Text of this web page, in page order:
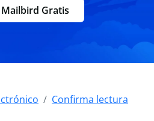
Gratis
Confirma lectura